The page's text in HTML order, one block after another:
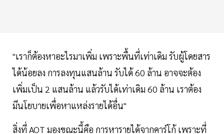
"เราก็ต้องหาอะไรมาเพิ่ม เพราะพื้นที่เท่าเดิม รับผู้โดยสาร
ได้น้อยลง การลงทุนแสนล้าน รับได้ 60 ล้าน อาจจะต้อง
เพิ่มเป็น 2 แสนล้าน แล้วรับได้เท่าเดิม 60 ล้าน เราต้อง
มีนโยบายเพื่อหาแหล่งรายได้อื่น"
สิ่งที่ AOT มองขณะนี้คือ การหารายได้จากคาร์โก้ เพราะที่